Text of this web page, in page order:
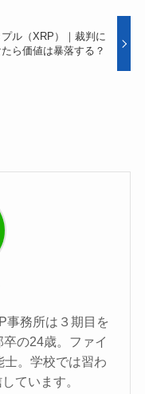
プル（XRP）｜裁判に
ら価値は暴落する？
事務所は３期目を
の24歳。ファイ
。学校では習わ
ています。